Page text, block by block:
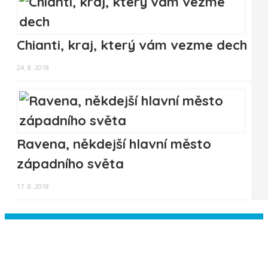
Chianti, kraj, který vám vezme dech
24. 8. 2018
Ravena, někdejší hlavní město
západního světa
17. 8. 2018